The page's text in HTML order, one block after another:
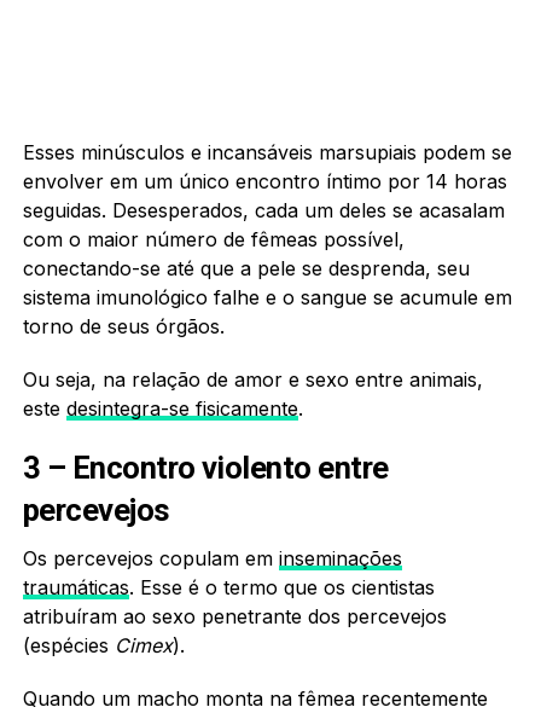
Esses minúsculos e incansáveis marsupiais podem se
envolver em um único encontro íntimo por 14 horas
seguidas. Desesperados, cada um deles se acasalam
com o maior número de fêmeas possível,
conectando-se até que a pele se desprenda, seu
sistema imunológico falhe e o sangue se acumule em
torno de seus órgãos.
Ou seja, na relação de amor e sexo entre animais,
este desintegra-se fisicamente.
3 – Encontro violento entre
percevejos
Os percevejos copulam em inseminações
traumáticas. Esse é o termo que os cientistas
atribuíram ao sexo penetrante dos percevejos
(espécies Cimex).
Quando um macho monta na fêmea recentemente